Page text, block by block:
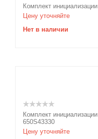
Комплект
Цену уточняйте
Нет в наличии
Комплект
650S43330
Цену уточняйте